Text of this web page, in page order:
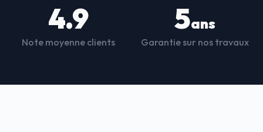
4.9
Note moyenne clients
5ans
Garantie sur nos travaux